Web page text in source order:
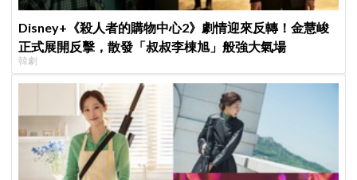
Disney+《殺人者的購物中心2》劇情迎來反轉！金慧峻
正式展開反擊，散發「叔叔李棟旭」般強大氣場
韓劇